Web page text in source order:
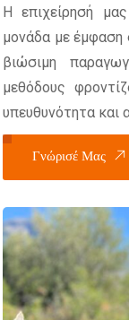
Η επιχείρησή μας
μονάδα με έμφαση
βιώσιμη
μεθόδους
υπευθυνότητα και
Γνώρισέ Μας